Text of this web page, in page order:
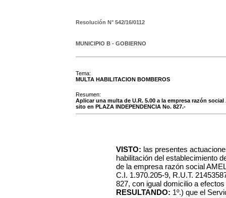
Resolución N° 542/16/0112
MUNICIPIO B - GOBIERNO
Tema:
MULTA HABILITACION BOMBEROS
Resumen:
Aplicar una multa de U.R. 5.00 a la empresa razón social
sito en PLAZA INDEPENDENCIA No. 827.-
VISTO: las presentes
habilitación del establecimiento
de la empresa razón social
C.I. 1.970.205-9, R.U.T.
827, con igual domicilio a
RESULTANDO: 1º.) que el